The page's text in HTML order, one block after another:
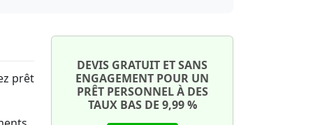
?
DEVIS GRATUIT ET SANS
ENGAGEMENT POUR UN
PRÊT PERSONNEL À DES
TAUX BAS DE 9,99 %
prêt